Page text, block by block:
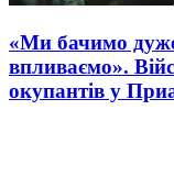
«Ми бачимо
впливаємо».
окупантів у